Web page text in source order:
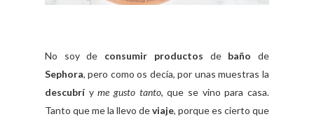
No soy de consumir productos de baño de
Sephora, pero como os decía, por unas muestras la
descubrí yme gusto tanto, que se vino para casa.
Tanto que me la llevo deviaje, porque es cierto que